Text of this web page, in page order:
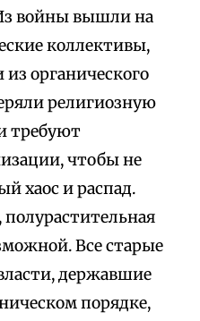
войны вышли на
коллективы,
органического
религиозную
требуют
чтобы не
хаос и распад.
Все старые
державшие
порядке,